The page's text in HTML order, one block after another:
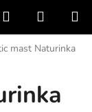
Hledat
KOŠÍK
mast Naturinka